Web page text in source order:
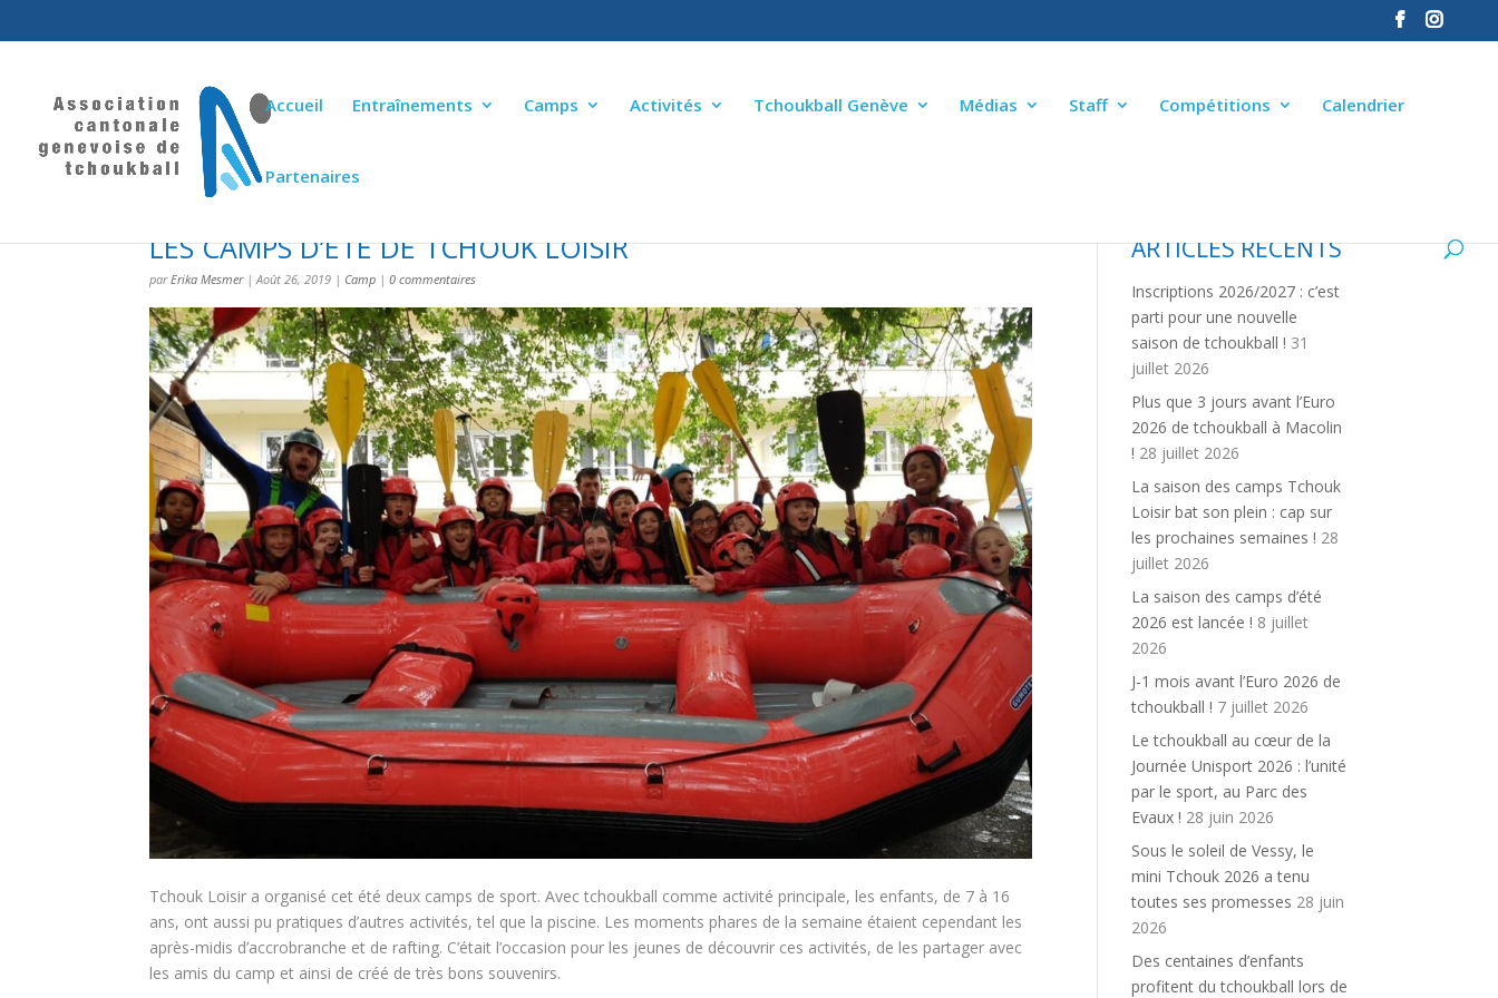
Accueil Entraînements Camps Activités Tchoukball Genève Médias Staff Compétitions Calendrier
Partenaires
LES CAMPS D’ÉTÉ DE TCHOUK LOISIR
parErika Mesmer|Août 26, 2019 | Camp |0 commentaires
Tchouk Loisir a organisé cet été deux camps de sport. Avec tchoukball comme activité principale, les enfants, de 7 à 16
ans, ont aussi pu pratiques d’autres activités, tel que la piscine. Les moments phares de la semaine étaient cependant les
après-midis d’accrobranche et de rafting. C’était l’occasion pour les jeunes de découvrir ces activités, de les partager avec
les amis du camp et ainsi de créé de très bons souvenirs.
ARTICLES RÉCENTS
Inscriptions 2026/2027 : c’est
parti pour une nouvelle
saison de tchoukball ! 31
juillet 2026
Plus que 3 jours avant l’Euro
2026 de tchoukball à Macolin
! 28 juillet 2026
La saison des camps Tchouk
Loisir bat son plein : cap sur
les prochaines semaines ! 28
juillet 2026
La saison des camps d’été
2026 est lancée ! 8 juillet
2026
J-1 mois avant l’Euro 2026 de
tchoukball ! 7 juillet 2026
Le tchoukball au cœur de la
Journée Unisport 2026 : l’unité
par le sport, au Parc des
Evaux ! 28 juin 2026
Sous le soleil de Vessy, le
mini Tchouk 2026 a tenu
toutes ses promesses 28 juin
2026
Des centaines d’enfants
profitent du tchoukball lors de